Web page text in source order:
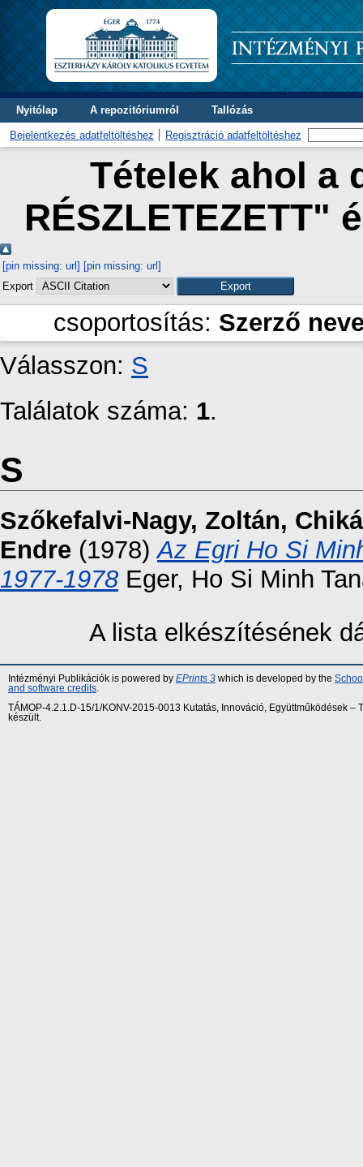
Nyitólap A repozitóriumról Tallózás
Bejelentkezés adatfeltöltéshez Regisztráció adatfeltöltéshez
Tételek ahol a
RÉSZLETEZETT"
[pin missing: url] [pin missing: url]
Export
csoportosítás: Szerző
Válasszon: S
Találatok száma: 1.
S
Szőkefalvi-Nagy, Zoltán,
Endre (1978)Az Egri Ho Si
1977-1978 Eger, Ho Si Minh
A lista elkészítésének
Intézményi Publikációk is powered by EPrints 3 which is developed by the
and software credits
TÁMOP-4.2.1.D-15/1/KONV-2015-0013 Kutatás, Innováció, Együttműködések
készült.